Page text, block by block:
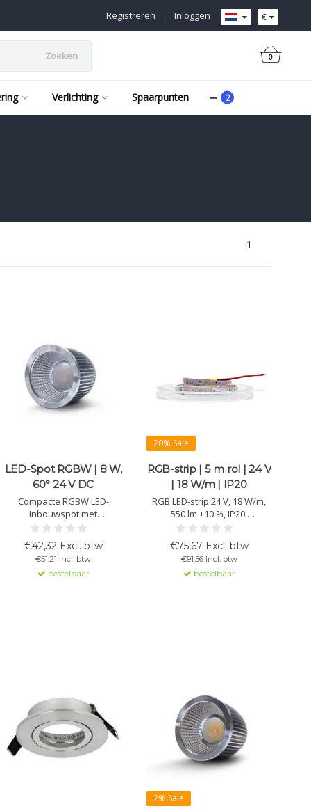
€
Inloggen
|
Registreren
Zoeken 0
Verlichting Spaarpunten
1
LED-Spot RGBW | 8 W,
60° 24 V DC
Compacte RGBW LED-
inbouwspot met
warmwitkanaal, CRI > 90 en
homogeen lichtbeeld. 8 W,
60°, werkt op 24 V DC CV met
PWM-driver. Ideaal voor
sfeer- en accentverlichting.
€42,32 Excl. btw
€51,21 Incl. btw
bestelbaar
20% Sale
RGB-strip | 5 m rol | 24 V
| 18 W/m | IP20
RGB LED-strip 24 V, 18 W/m,
550 lm ±10 %, IP20.
Levensduur >50.000 uur, 102
chips/m, 5 m rol, 3M-
kleefband voor eenvoudige
montage. Flexibel en ideaal
voor sfeerverlichting.
€75,67 Excl. btw
€91,56 Incl. btw
bestelbaar
2% Sale